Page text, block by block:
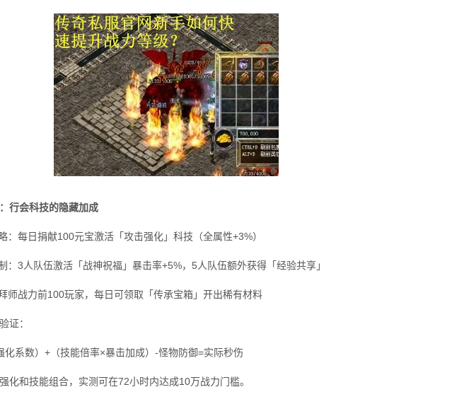
行会科技的隐藏加成
：每日捐献100元宝激活「攻击强化」科技（全属性+3%）
：3人队伍激活「战神祝福」暴击率+5%，5人队伍额外获得「经验共享」
师战力前100玩家，每日可领取「传承宝箱」开出稀有材料
证：
化系数）+（技能倍率×暴击加成）-怪物防御=实际秒伤
化和技能组合，实测可在72小时内达成10万战力门槛。